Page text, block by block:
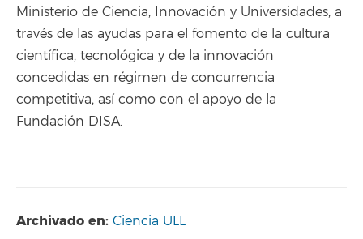
Ministerio de Ciencia, Innovación y Universidades, a
través de las ayudas para el fomento de la cultura
científica, tecnológica y de la innovación
concedidas en régimen de concurrencia
competitiva, así como con el apoyo de la
Fundación DISA.
Archivado en: Ciencia ULL